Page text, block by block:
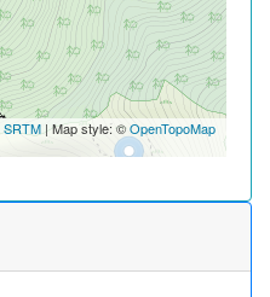
SRTM| Map style: ©OpenTopoMap